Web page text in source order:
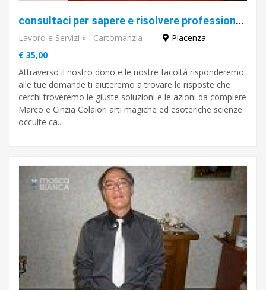
consultaci per sapere e risolvere professionalità e riservatezza
Lavoro e Servizi » Cartomanzia
Piacenza
€ 35,00
Attraverso il nostro dono e le nostre facoltà risponderemo
alle tue domande ti aiuteremo a trovare le risposte che
cerchi troveremo le giuste soluzioni e le azioni da compiere
Marco e Cinzia Colaiori arti magiche ed esoteriche scienze
occulte ca...